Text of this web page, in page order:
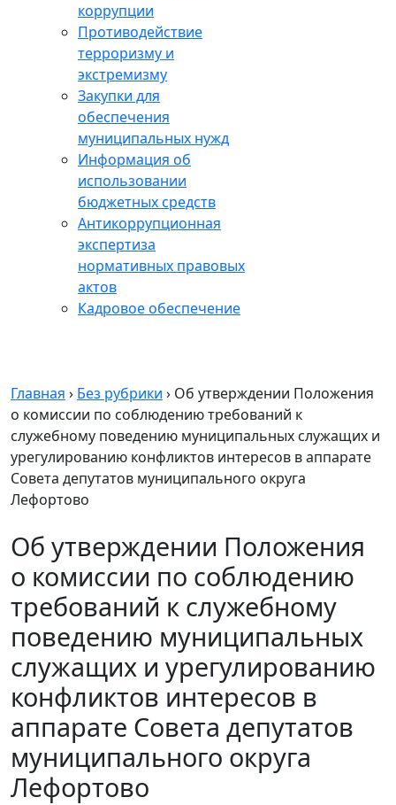
коррупции
Противодействие
терроризму и
экстремизму
Закупки для
обеспечения
муниципальных нужд
Информация об
использовании
бюджетных средств
Антикоррупционная
экспертиза
нормативных правовых
актов
Кадровое обеспечение
Главная › Без рубрики › Об утверждении Положения
о комиссии по соблюдению требований к
служебному поведению муниципальных служащих и
урегулированию конфликтов интересов в аппарате
Совета депутатов муниципального округа
Лефортово
Об утверждении Положения
о комиссии по соблюдению
требований к служебному
поведению муниципальных
служащих и урегулированию
конфликтов интересов в
аппарате Совета депутатов
муниципального округа
Лефортово